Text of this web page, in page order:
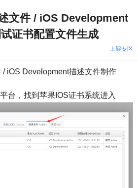
文件 / iOS Development
证书配置文件生成
上架专区
iOS Development描述文件制作
台，找到苹果IOS证书系统进入